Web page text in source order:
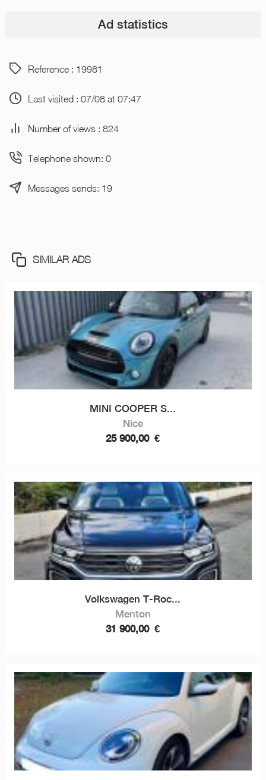
Ad statistics
Reference : 19981
Last visited : 07/08 at 07:47
Number of views : 824
Telephone shown: 0
Messages sends: 19
SIMILAR ADS
MINI COOPER S...
Nice
25 900,00 €
Volkswagen T-Roc...
Menton
31 900,00 €